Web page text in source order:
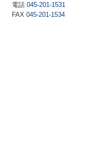
電話045-201-1531
FAX045-201-1534